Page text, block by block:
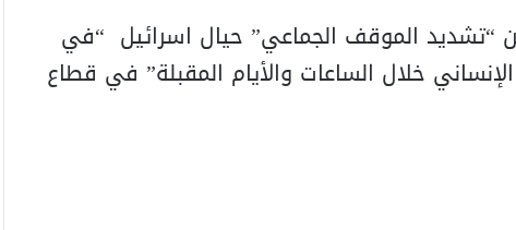
“تشديد الموقف الجماعي” حيال اسرائيل “في
خلال الساعات والأيام المقبلة” في قطاع